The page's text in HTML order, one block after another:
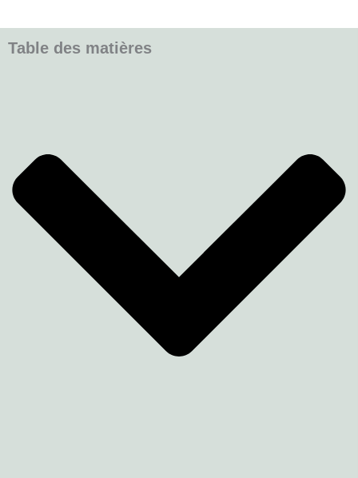
Table des matières